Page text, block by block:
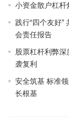
小资金散户杠杆
践行“四个友好
会责任报告
股票杠杆利弊
袭复利
安全筑基 标准
长根基